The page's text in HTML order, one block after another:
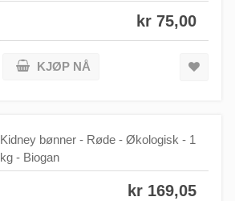
kr 75,00
KJØP NÅ
Kidney bønner - Røde - Økologisk - 1
kg - Biogan
kr 169,05